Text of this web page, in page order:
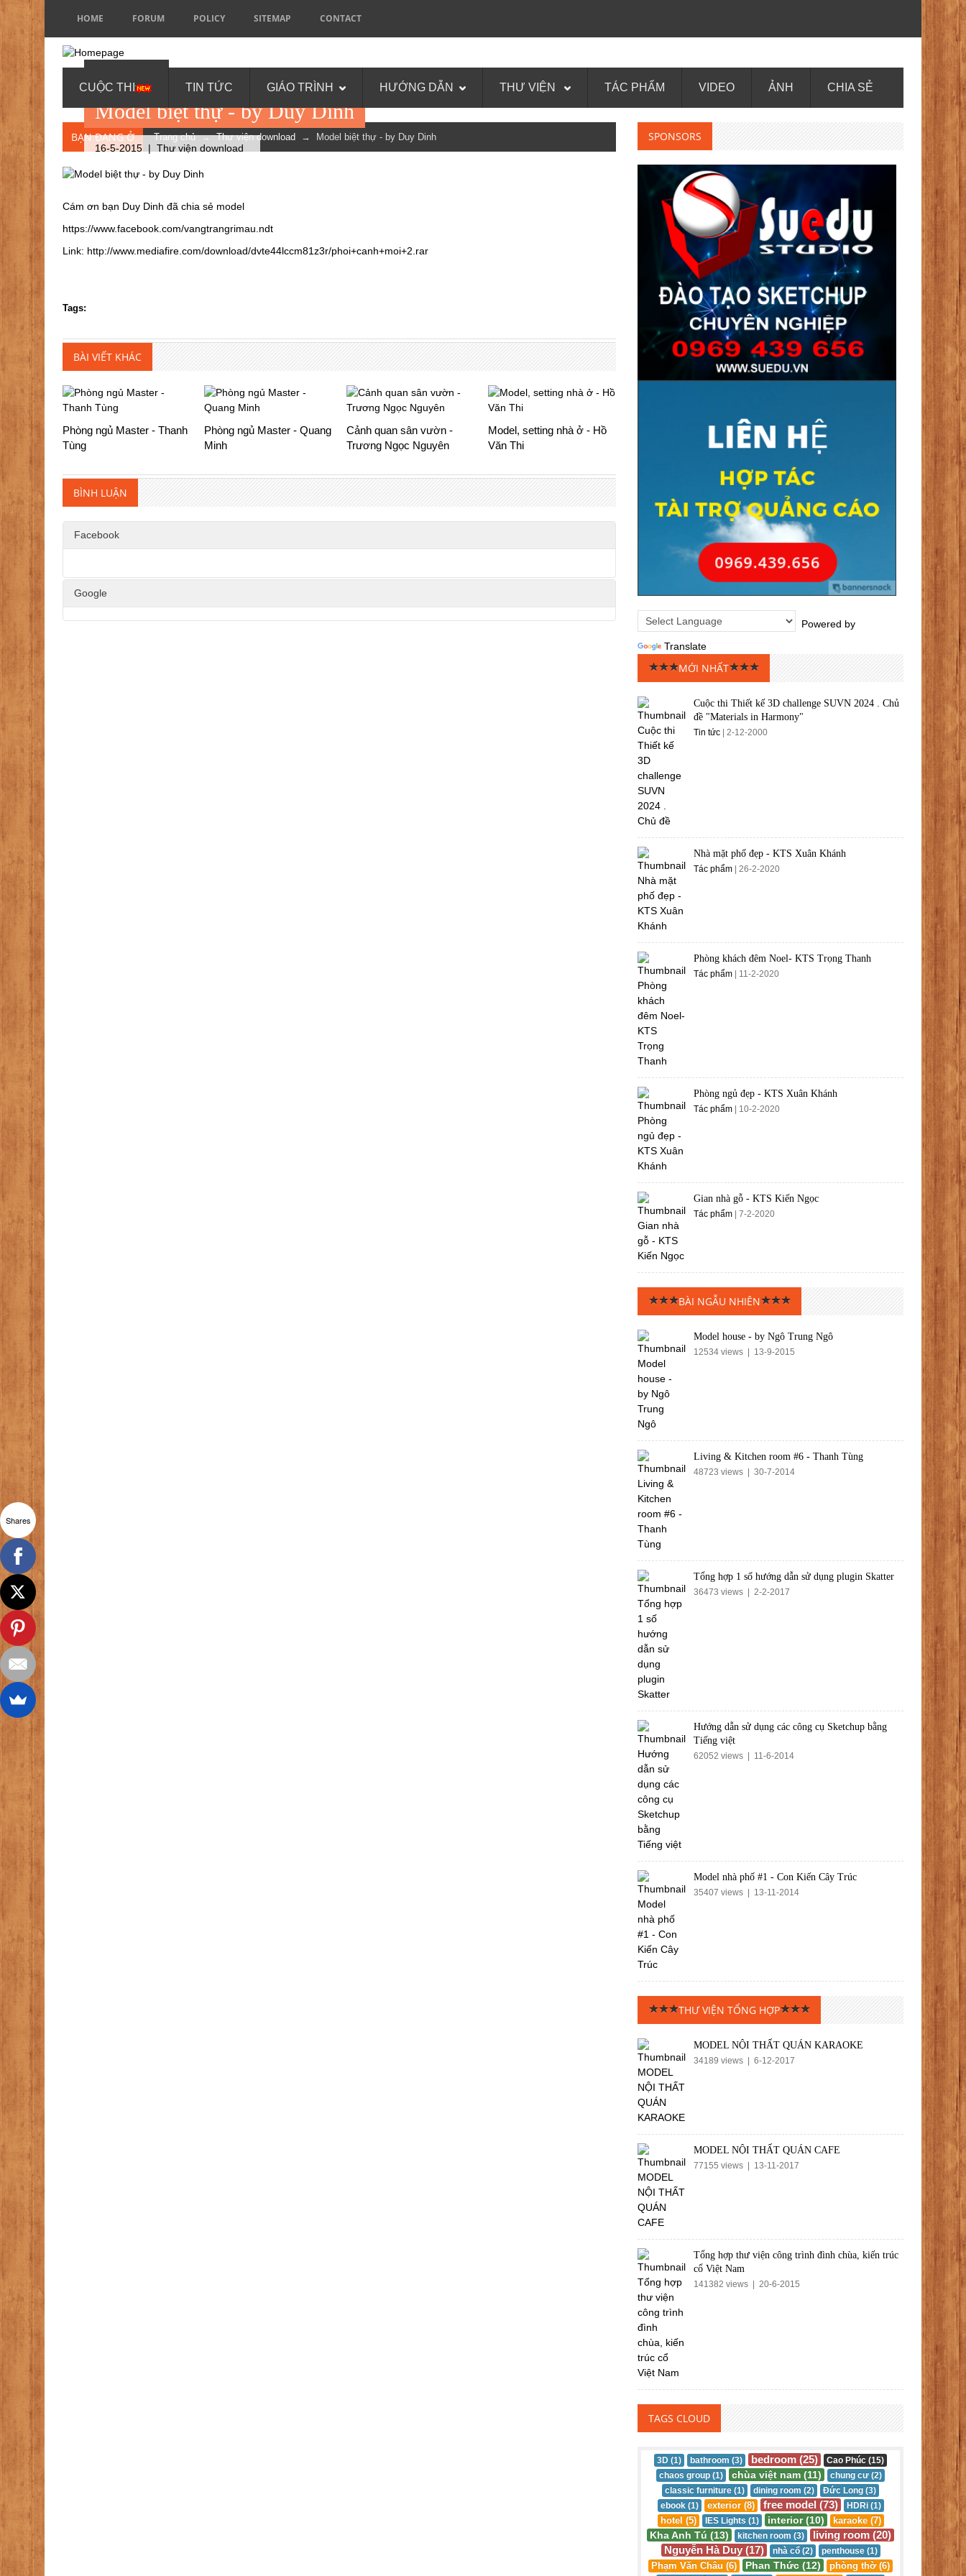
HOME FORUM POLICY SITEMAP CONTACT
CUỘC THI TIN TỨC GIÁO TRÌNH HƯỚNG DẪN THƯ VIỆN TÁC PHẨM VIDEO ẢNH CHIA SẺ
BẠN ĐANG Ở Trang chủ→Thư viện download → Model biệt thự - by Duy Dinh
Model biệt thự - by Duy Dinh
16-5-2015 | Thư viện download
Cám ơn bạn Duy Dinh đã chia sẻ model
https://www.facebook.com/vangtrangrimau.ndt
Link: http://www.mediafire.com/download/dvte44lccm81z3r/phoi+canh+moi+2.rar
Tags:
BÀI VIẾT KHÁC
Phòng ngủ Master - Thanh
Tùng
Phòng ngủ Master - Quang
Minh
Cảnh quan sân vườn -
Trương Ngọc Nguyên
Model, setting nhà ở - Hồ
Văn Thi
BÌNH LUẬN
Facebook
Google
SPONSORS
Powered by
Translate
MỚI NHẤT
Cuộc thi Thiết kế 3D challenge SUVN 2024 . Chủ
đề "Materials in Harmony"
Tin tức| 2-12-2000
Nhà mặt phố đẹp - KTS Xuân Khánh
Tác phẩm | 26-2-2020
Phòng khách đêm Noel- KTS Trọng Thanh
Tác phẩm | 11-2-2020
Phòng ngủ đẹp - KTS Xuân Khánh
Tác phẩm | 10-2-2020
Gian nhà gỗ - KTS Kiến Ngọc
Tác phẩm | 7-2-2020
BÀI NGẪU NHIÊN
Model house - by Ngô Trung Ngô
12534 views | 13-9-2015
Living & Kitchen room #6 - Thanh Tùng
48723 views | 30-7-2014
Tổng hợp 1 số hướng dẫn sử dụng plugin Skatter
36473 views | 2-2-2017
Hướng dẫn sử dụng các công cụ Sketchup bằng
Tiếng việt
62052 views | 11-6-2014
Model nhà phố #1 - Con Kiến Cây Trúc
35407 views | 13-11-2014
THƯ VIỆN TỔNG HỢP
MODEL NỘI THẤT QUÁN KARAOKE
34189 views | 6-12-2017
MODEL NỘI THẤT QUÁN CAFE
77155 views | 13-11-2017
Tổng hợp thư viện công trình đình chùa, kiến trúc
cổ Việt Nam
141382 views | 20-6-2015
TAGS CLOUD
3D (1) bathroom (3) bedroom (25)
Cao Phúc (15)
chaos group (1)
chùa việt nam (11)
chung cư (2)
classic furniture (1)
dining room (2)
Đức Long (3)
ebook (1)
exterior (8) free model (73) HDRi (1)
hotel (5) IES Lights (1) interior (10) karaoke (7)
Kha Anh Tú (13) kitchen room (3)
living room (20)
Nguyễn Hà Duy (17)
nhà cổ (2) penthouse (1)
Phạm Văn Châu (6) Phan Thức (12) phòng thờ (6)
Shares